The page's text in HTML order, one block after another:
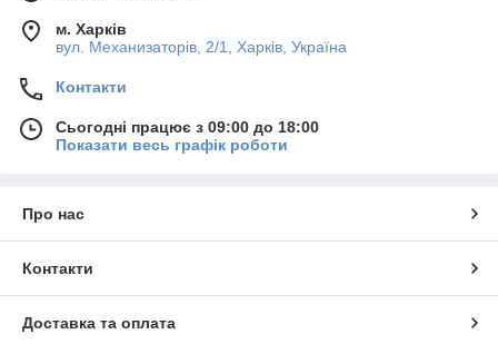
м. Харків
вул. Механизаторів, 2/1, Харків, Україна
Контакти
Сьогодні працює з 09:00 до 18:00
Показати весь графік роботи
Про нас
Контакти
Доставка та оплата